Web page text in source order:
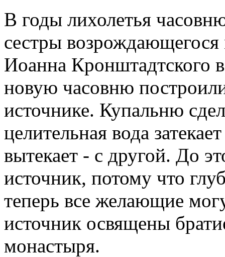
В годы лихолетья
сестры
Иоанна Кронштадтского
новую часовню
источнике. Купальню
целительная вода
вытекает - с другой. До
источник, потому что
теперь все желающие
источник освящены
монастыря.